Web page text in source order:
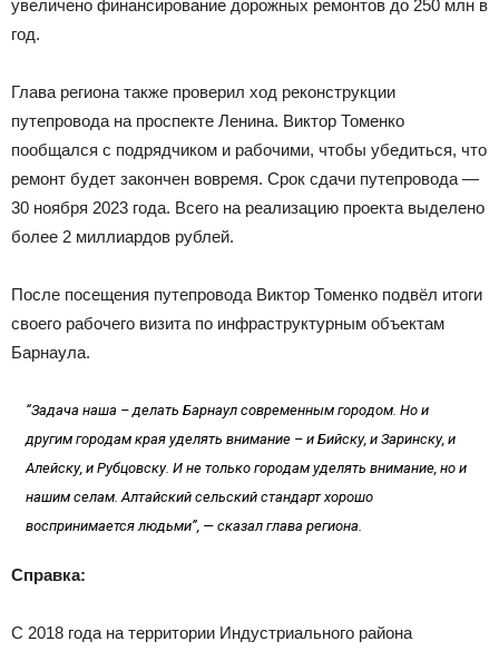
увеличено финансирование дорожных ремонтов до 250 млн в
год.
Глава региона также проверил ход реконструкции
путепровода на проспекте Ленина. Виктор Томенко
пообщался с подрядчиком и рабочими, чтобы убедиться, что
ремонт будет закончен вовремя. Срок сдачи путепровода —
30 ноября 2023 года. Всего на реализацию проекта выделено
более 2 миллиардов рублей.
После посещения путепровода Виктор Томенко подвёл итоги
своего рабочего визита по инфраструктурным объектам
Барнаула.
“Задача наша – делать Барнаул современным городом. Но и
другим городам края уделять внимание – и Бийску, и Заринску, и
Алейску, и Рубцовску. И не только городам уделять внимание, но и
нашим селам. Алтайский сельский стандарт хорошо
воспринимается людьми”, — сказал глава региона.
Справка:
С 2018 года на территории Индустриального района